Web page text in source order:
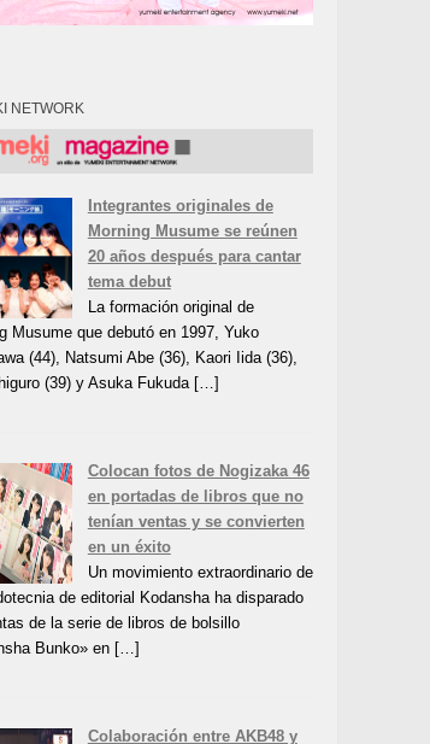
NETWORK
Integrantes originales de
Morning Musume se reúnen
20 años después para cantar
tema debut
La formación original de
Musume que debutó en 1997, Yuko
(44), Natsumi Abe (36), Kaori Iida (36),
(39) y Asuka Fukuda […]
Colocan fotos de Nogizaka 46
en portadas de libros que no
tenían ventas y se convierten
en un éxito
Un movimiento extraordinario de
de editorial Kodansha ha disparado
de la serie de libros de bolsillo
Bunko» en […]
Colaboración entre AKB48 y